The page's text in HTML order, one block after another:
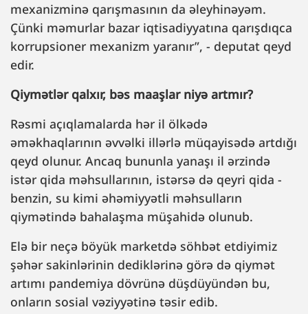
mexanizminə qarışmasının da əleyhinəyəm.
Çünki məmurlar bazar iqtisadiyyatına qarışdıqca
korrupsioner mexanizm yaranır”, - deputat qeyd
edir.
Qiymətlər qalxır, bəs maaşlar niyə artmır?
Rəsmi açıqlamalarda hər il ölkədə
əməkhaqlarının əvvəlki illərlə müqayisədə artdığı
qeyd olunur. Ancaq bununla yanaşı il ərzində
istər qida məhsullarının, istərsə də qeyri qida -
benzin, su kimi əhəmiyyətli məhsulların
qiymətində bahalaşma müşahidə olunub.
Elə bir neçə böyük marketdə söhbət etdiyimiz
şəhər sakinlərinin dediklərinə görə də qiymət
artımı pandemiya dövrünə düşdüyündən bu,
onların sosial vəziyyətinə təsir edib.